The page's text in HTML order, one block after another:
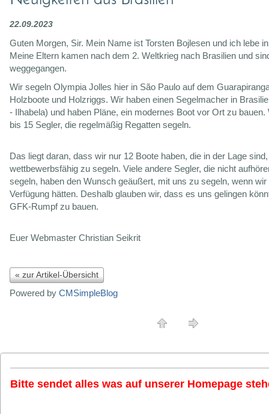
22.09.2023
Guten Morgen, Sir. Mein Name ist Torsten Bojlesen und ich lebe
Meine Eltern kamen nach dem 2. Weltkrieg nach Brasilien und
weggegangen.
Wir segeln Olympia Jolles hier in São Paulo auf dem
Holzboote und Holzriggs. Wir haben einen Segelmacher in
- Ilhabela) und haben Pläne, ein modernes Boot vor Ort zu bauen.
bis 15 Segler, die regelmäßig Regatten segeln.
Das liegt daran, dass wir nur 12 Boote haben, die in der Lage sind,
wettbewerbsfähig zu segeln. Viele andere Segler, die nicht
segeln, haben den Wunsch geäußert, mit uns zu segeln, wenn
Verfügung hätten. Deshalb glauben wir, dass es uns gelingen
GFK-Rumpf zu bauen.
Euer Webmaster Christian Seikrit
« zur Artikel-Übersicht
Powered by CMSimpleBlog
Bitte sendet alles was auf unserer Homepage